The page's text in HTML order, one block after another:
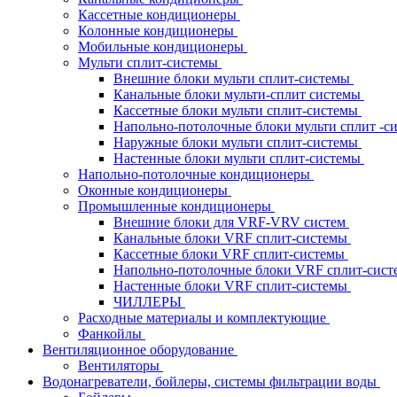
Кассетные кондиционеры
Колонные кондиционеры
Мобильные кондиционеры
Мульти сплит-системы
Внешние блоки мульти сплит-системы
Канальные блоки мульти-сплит системы
Кассетные блоки мульти сплит-системы
Напольно-потолочные блоки мульти сплит -
Наружные блоки мульти сплит-системы
Настенные блоки мульти сплит-системы
Напольно-потолочные кондиционеры
Оконные кондиционеры
Промышленные кондиционеры
Внешние блоки для VRF-VRV систем
Канальные блоки VRF сплит-системы
Кассетные блоки VRF сплит-системы
Напольно-потолочные блоки VRF сплит-
Настенные блоки VRF сплит-системы
ЧИЛЛЕРЫ
Расходные материалы и комплектующие
Фанкойлы
Вентиляционное оборудование
Вентиляторы
Водонагреватели, бойлеры, системы фильтрации воды